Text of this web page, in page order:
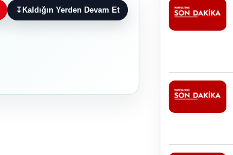
↧ Kaldığın Yerden Devam Et